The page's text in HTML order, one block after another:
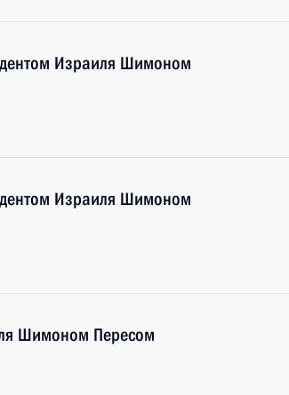
Израиля Шимоном
Израиля Шимоном
Шимоном Пересом